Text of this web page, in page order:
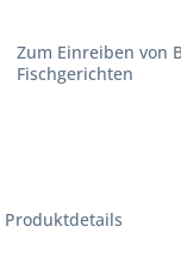
Zum Einreiben von
Fischgerichten
Produktdetails